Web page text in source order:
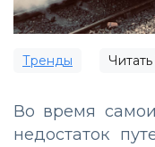
Тренды Читать
Во время
недостаток